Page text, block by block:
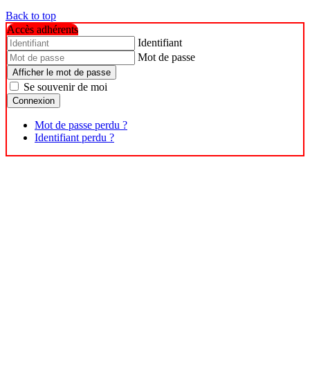
Back to top
Accès adhérents
Identifiant
Mot de passe
Afficher le mot de passe
Se souvenir de moi
Connexion
Mot de passe perdu ?
Identifiant perdu ?